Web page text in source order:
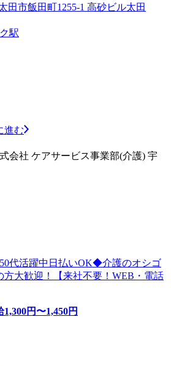
田市飯田町1255-1 高砂ビル太田
駅
進む
会社 ケアサービス事業部(介護) 宇
代活躍中日払いOK◆介護のオシゴ
方大歓迎！【来社不要！WEB・電話
1,300円〜1,450円